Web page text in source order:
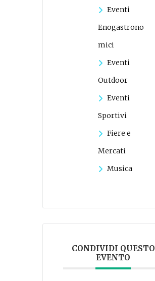
Eventi
Enogastrono
mici
Eventi
Outdoor
Eventi
Sportivi
Fiere e
Mercati
Musica
CONDIVIDI QUESTO
EVENTO